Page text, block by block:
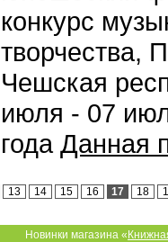
конкурс
творчества,
Чешская
июля - 07
года Данная
13 14 15 16 17 18
Новинки магазина «